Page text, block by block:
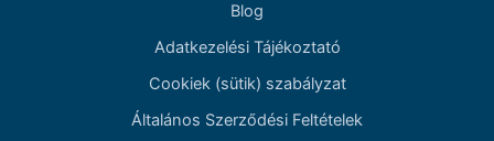
Blog
Adatkezelési Tájékoztató
Cookiek (sütik) szabályzat
Általános Szerződési Feltételek